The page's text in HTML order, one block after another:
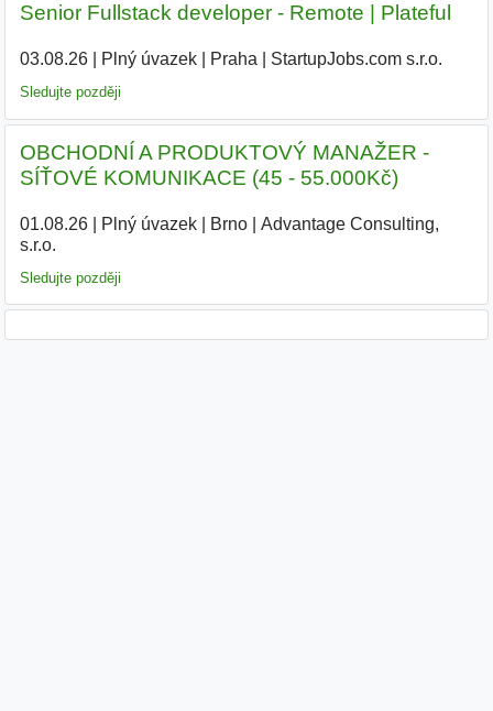
Senior Fullstack developer - Remote | Plateful
03.08.26| Plný úvazek| Praha StartupJobs.com s.r.o.
Sledujte později
OBCHODNÍ A PRODUKTOVÝ MANAŽER -
SÍŤOVÉ KOMUNIKACE (45 - 55.000Kč)
01.08.26| Plný úvazek| Brno|
Advantage Consulting,
s.r.o.
Sledujte později